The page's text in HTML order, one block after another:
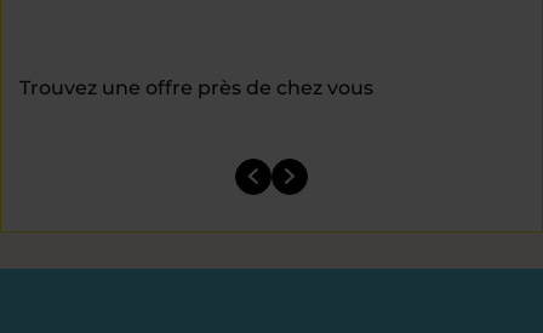
Trouvez une offre près de chez vous